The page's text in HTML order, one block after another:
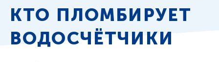
КТО ПЛОМБИРУЕТ
ВОДОСЧЁТЧИКИ